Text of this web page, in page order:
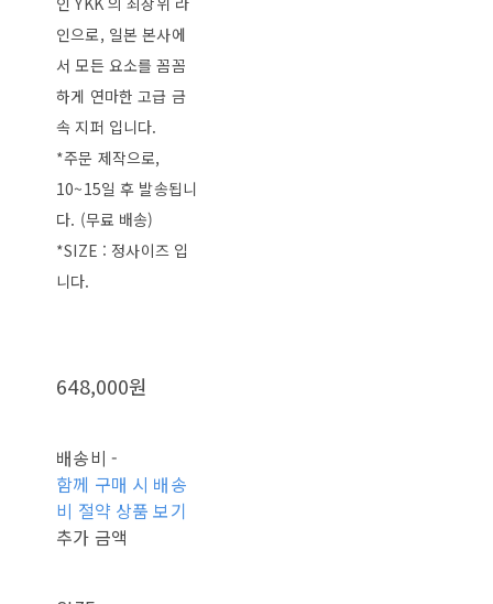
인으로, 일본 본사에
서 모든 요소를 꼼꼼
하게 연마한 고급 금
속 지퍼 입니다.
*주문 제작으로,
10~15일 후 발송됩니
다. (무료 배송)
*SIZE : 정사이즈 입
니다.
648,000원
배송비 -
함께 구매 시 배송
비 절약 상품 보기
추가 금액